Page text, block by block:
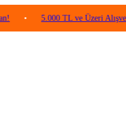
5.000 TL ve Üzeri Alışverişlerde